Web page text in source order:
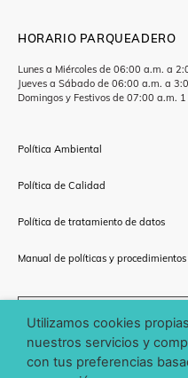
HORARIO PARQUEADERO
Lunes a Miércoles de 06:00 a.m. a
Jueves a Sábado de 06:00 a.m. a
Domingos y Festivos de 07:00 a.m.
Política Ambiental
Política de Calidad
Política de tratamiento de datos
Manual de políticas y procedimientos
Utilizamos cookies
nuestros servicios y
con tus preferencias